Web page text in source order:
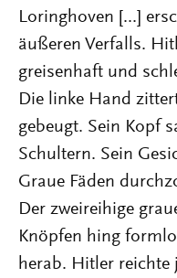
Loringhoven [...]
äußeren Verfalls.
greisenhaft und
Die linke Hand
gebeugt. Sein Kopf
Schultern. Sein
Graue Fäden
Der zweireihige
Knöpfen hing
herab. Hitler reichte